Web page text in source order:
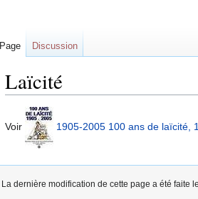
Laïcité
à
à
Voir 1905-2005 100 ans de laïcité,
Page Discussion
La dernière modification de cette page a été faite